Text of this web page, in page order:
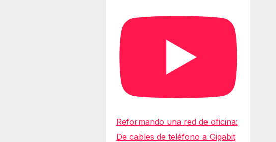
Reformando una red de oficina:
De cables de teléfono a Gigabit